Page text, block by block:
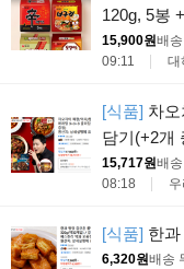
120g, 5봉
15,900원배
09:11
대
[식품] 차
담기(+2개
15,717원배
08:18
[식품] 한
6,320원배송